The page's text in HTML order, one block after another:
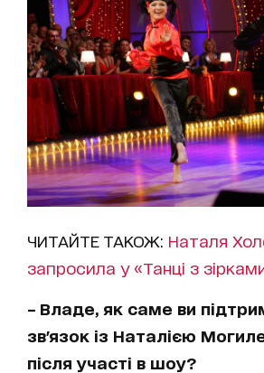
ЧИТАЙТЕ ТАКОЖ: Наталя
запросила у «Танці з
– Владе, як саме ви
зв'язок із Наталією
після участі в шоу?